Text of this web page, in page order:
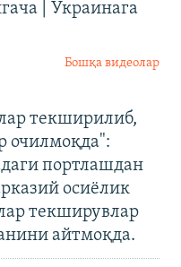
| Украинага
Бошқа видеолар
текширилиб,
очилмоқда":
портлашдан
осиёлик
текширувлар
айтмоқда.